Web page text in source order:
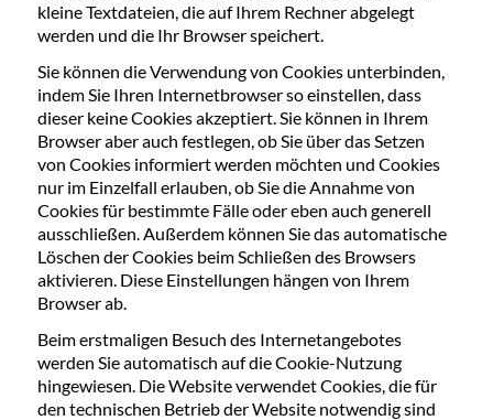
kleine Textdateien, die auf Ihrem Rechner abgelegt
werden und die Ihr Browser speichert.
Sie können die Verwendung von Cookies unterbinden,
indem Sie Ihren Internetbrowser so einstellen, dass
dieser keine Cookies akzeptiert. Sie können in Ihrem
Browser aber auch festlegen, ob Sie über das Setzen
von Cookies informiert werden möchten und Cookies
nur im Einzelfall erlauben, ob Sie die Annahme von
Cookies für bestimmte Fälle oder eben auch generell
ausschließen. Außerdem können Sie das automatische
Löschen der Cookies beim Schließen des Browsers
aktivieren. Diese Einstellungen hängen von Ihrem
Browser ab.
Beim erstmaligen Besuch des Internetangebotes
werden Sie automatisch auf die Cookie-Nutzung
hingewiesen. Die Website verwendet Cookies, die für
den technischen Betrieb der Website notwendig sind